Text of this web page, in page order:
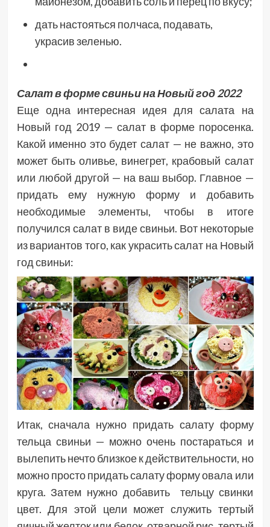
дать настояться полчаса, подавать,
украсив зеленью.
Салат в форме свиньи на Новый год 2022
Еще одна интересная идея для салата на
Новый год 2019 — салат в форме поросенка.
Какой именно это будет салат — не важно, это
может быть оливье, винегрет, крабовый салат
или любой другой — на ваш выбор. Главное —
придать ему нужную форму и добавить
необходимые элементы, чтобы в итоге
получился салат в виде свиньи. Вот некоторые
из вариантов того, как украсить салат на Новый
год свиньи:
Итак, сначала нужно придать салату форму
тельца свиньи — можно очень постараться и
вылепить нечто близкое к действительности, но
можно просто придать салату форму овала или
круга. Затем нужно добавить тельцу свинки
цвет. Для этой цели может служить тертый